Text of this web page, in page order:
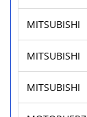
MITSUBISHI
MITSUBISHI
MITSUBISHI